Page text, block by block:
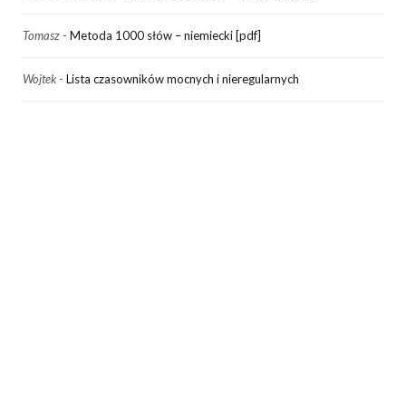
Tomasz - Metoda 1000 słów – niemiecki [pdf]
Wojtek - Lista czasowników mocnych i nieregularnych